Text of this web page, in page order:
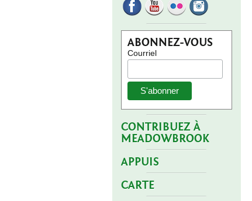
ABONNEZ-VOUS
Courriel
CONTRIBUEZ À
MEADOWBROOK
APPUIS
CARTE